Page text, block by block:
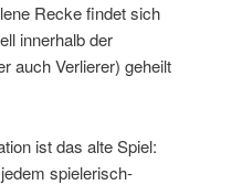
Recke findet sich
innerhalb der
auch Verlierer) geheilt
ist das alte Spiel:
spielerisch-